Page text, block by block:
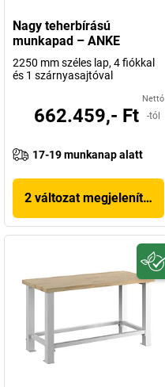
Nagy teherbírású
munkapad – ANKE
2250 mm széles lap, 4 fiókkal
és 1 szárnyasajtóval
Nettó
662.459,- Ft -tól
17-19 munkanap alatt
2 változat megjelenítése